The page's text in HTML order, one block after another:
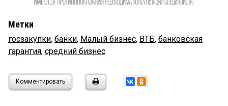
Метки
госзакупки, банки, Малый бизнес, ВТБ, банковская
гарантия, средний бизнес
Комментировать